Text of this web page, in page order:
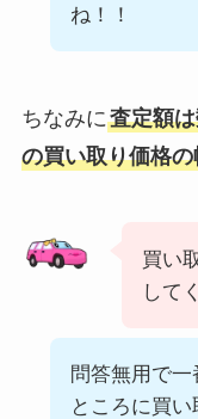
ね！！
ちなみに査定額
の買い取り価格の
買い
して
問答無用で
ところに買